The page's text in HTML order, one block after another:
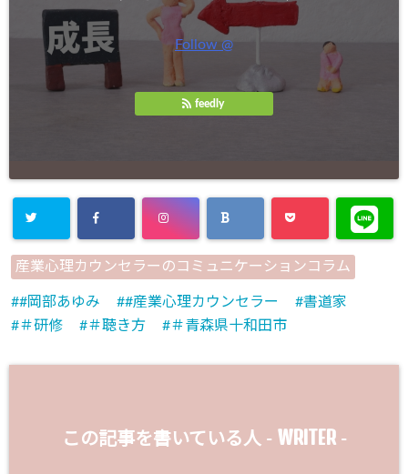
Follow @
feedly
産業心理カウンセラーのコミュニケーションコラム
#岡部あゆみ #産業心理カウンセラー
書道家
＃研修
＃聴き方 ＃青森県十和田市
この記事を書いている人 - WRITER-